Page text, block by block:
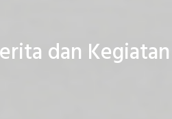
dan